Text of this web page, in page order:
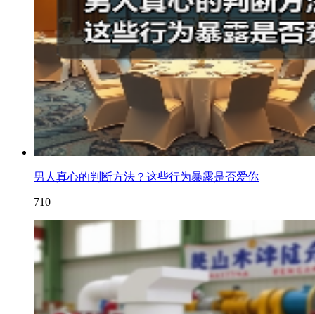
男人真心的判断方法？这些行为暴露是否爱你
710